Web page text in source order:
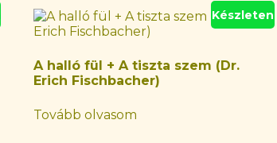
Készleten
A halló fül + A tiszta szem (Dr.
Erich Fischbacher)
Tovább olvasom